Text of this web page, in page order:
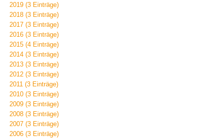
2019 (3 Einträge)
2018 (3 Einträge)
2017 (3 Einträge)
2016 (3 Einträge)
2015 (4 Einträge)
2014 (3 Einträge)
2013 (3 Einträge)
2012 (3 Einträge)
2011 (3 Einträge)
2010 (3 Einträge)
2009 (3 Einträge)
2008 (3 Einträge)
2007 (3 Einträge)
2006 (3 Einträge)